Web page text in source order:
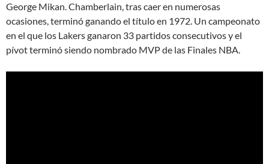
George Mikan. Chamberlain, tras caer en numerosas
ocasiones, terminó ganando el título en 1972. Un campeonato
en el que los Lakers ganaron 33 partidos consecutivos y el
pívot terminó siendo nombrado MVP de las Finales NBA.